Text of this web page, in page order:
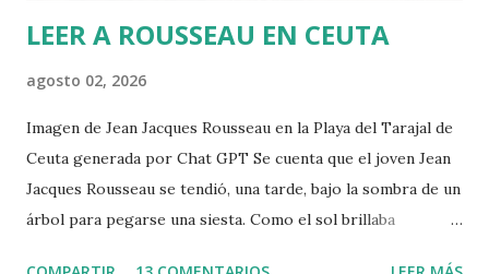
LEER A ROUSSEAU EN CEUTA
agosto 02, 2026
Imagen de Jean Jacques Rousseau en la Playa del Tarajal de
Ceuta generada por Chat GPT Se cuenta que el joven Jean
Jacques Rousseau se tendió, una tarde, bajo la sombra de un
árbol para pegarse una siesta. Como el sol brillaba